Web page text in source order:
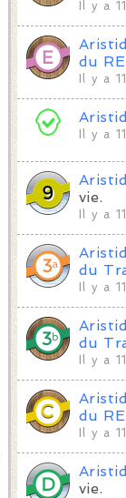
Il y a
du
Il y a
Il y a
vie.
Il y a
du
Il y a
du
Il y a
du
Il y a
vie.